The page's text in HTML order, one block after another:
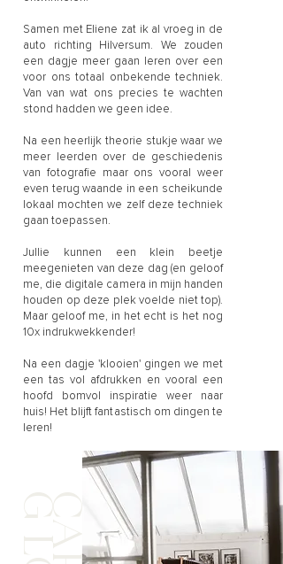
Samen met Eliene zat ik al vroeg in de
auto richting Hilversum. We zouden
een dagje meer gaan leren over een
voor ons totaal onbekende techniek.
Van van wat ons precies te wachten
stond hadden we geen idee.
Na een heerlijk theorie stukje waar we
meer leerden over de geschiedenis
van fotografie maar ons vooral weer
even terug waande in een scheikunde
lokaal mochten we zelf deze techniek
gaan toepassen.
Jullie kunnen een klein beetje
meegenieten van deze dag (en geloof
me, die digitale camera in mijn handen
houden op deze plek voelde niet top).
Maar geloof me, in het echt is het nog
10x indrukwekkender!
Na een dagje 'klooien' gingen we met
een tas vol afdrukken en vooral een
hoofd bomvol inspiratie weer naar
huis! Het blijft fantastisch om dingen te
leren!